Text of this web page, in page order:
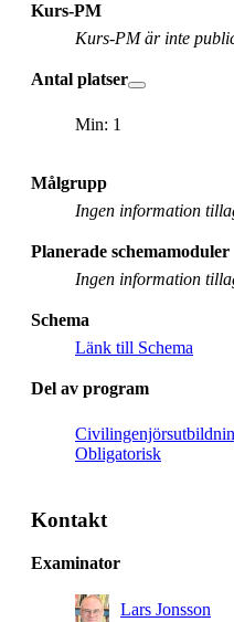
Kurs-PM
Kurs-PM är inte
Antal platser
Min: 1
Målgrupp
Ingen information
Planerade schemamoduler
Ingen information
Schema
Länk till Schema
Del av program
Obligatorisk
Kontakt
Examinator
Lars Jonsson